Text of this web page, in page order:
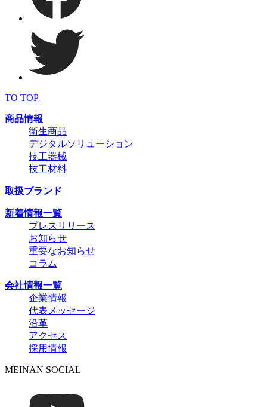
TO TOP
商品情報
衛生商品
デジタルソリューション
技工器械
技工材料
取扱ブランド
新着情報一覧
プレスリリース
お知らせ
重要なお知らせ
コラム
会社情報一覧
企業情報
代表メッセージ
沿革
アクセス
採用情報
MEINAN SOCIAL